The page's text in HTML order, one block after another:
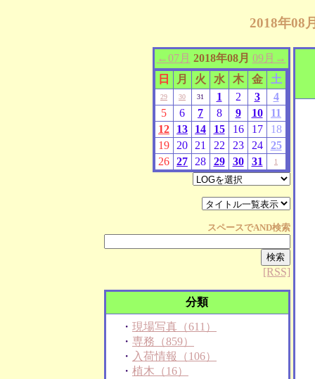
2018年08
←07月 2018年08月 09月→
日
月 火 水 木 金 土
29 30 31 1 2 3
4
5
6 7 8 9 10
11
12
13 14 15 16 17
18
19 20 21 22 23 24
25
26 27 28 29 30 31 1
スペースでAND検索
[RSS]
分類
・ 現場写真（611）
・ 専務（859）
・ 入荷情報（106）
・ 植木（16）